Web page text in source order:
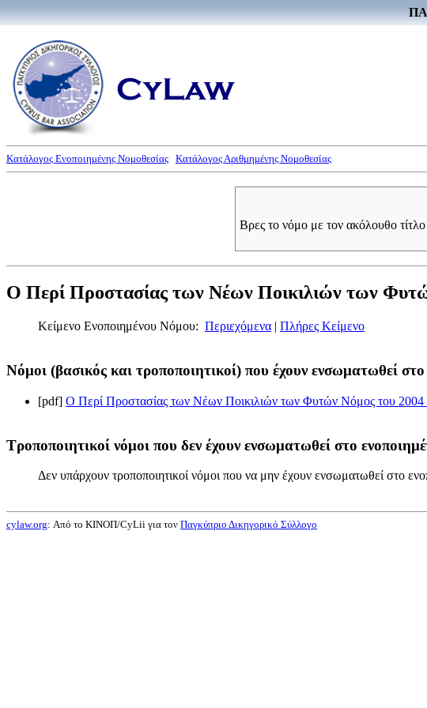
Κατάλογος Ενοποιημένης Νομοθεσίας Κατάλογος Αριθμημένης Νομοθεσίας
Βρες το νόμο με τον ακόλουθο
Ο Περί Προστασίας των Νέων Ποικιλιών των
Κείμενο Ενοποιημένου Νόμου: Περιεχόμενα | Πλήρες Κείμενο
Νόμοι (βασικός και τροποποιητικοί) που έχουν ενσωματωθεί στο
[pdf] Ο Περί Προστασίας των Νέων Ποικιλιών των Φυτών Νόμος του
Τροποποιητικοί νόμοι που δεν έχουν ενσωματωθεί στο
Δεν υπάρχουν τροποποιητικοί νόμοι που να μην έχουν ενσωματωθεί στο
cylaw.org: Από το ΚΙΝOΠ/CyLii για τον Παγκύπριο Δικηγορικό Σύλλογο